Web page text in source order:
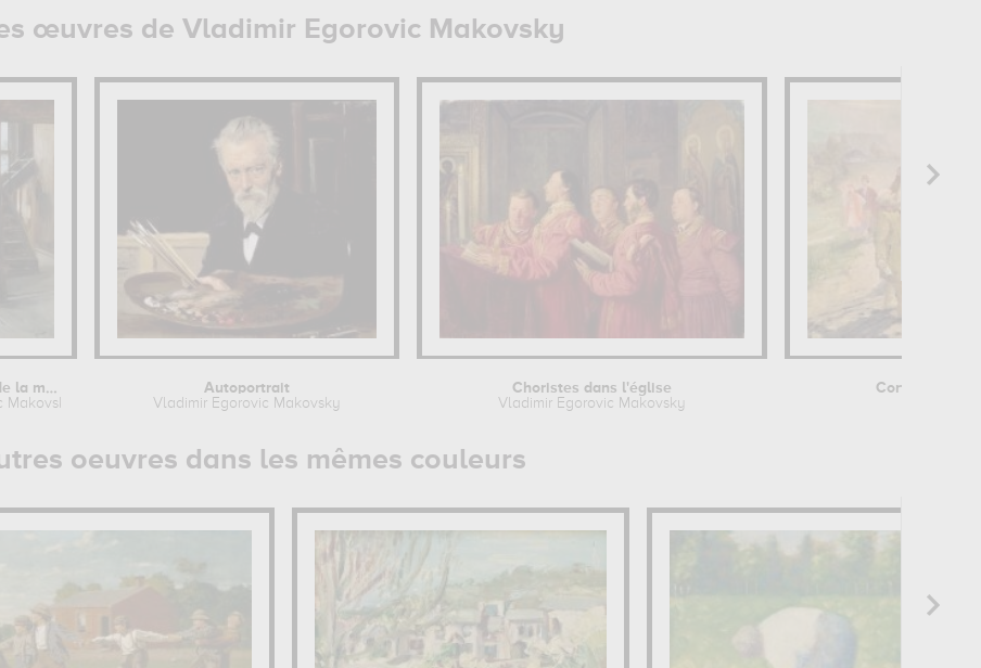
œuvres de Vladimir Egorovic Makovsky
A la recherche de la médecine
Makovsky
Autoportrait
Vladimir Egorovic Makovsky
Choristes dans l'église
Vladimir Egorovic Makovsky
Cortège de
oeuvres dans les mêmes couleurs